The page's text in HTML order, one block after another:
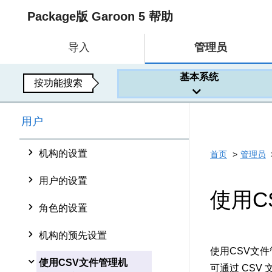
Package版 Garoon 5 帮助
导入 管理员
按功能搜索
基本系统
用户
机构的设置
用户的设置
角色的设置
机构的预先设置
使用CSV文件管理机
首页 管理员
使用
使用CSV文
可通过 CSV